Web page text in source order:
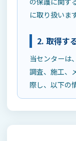
に取り扱います
2. 取得す
当センターは
調査、施工、
際し、以下の